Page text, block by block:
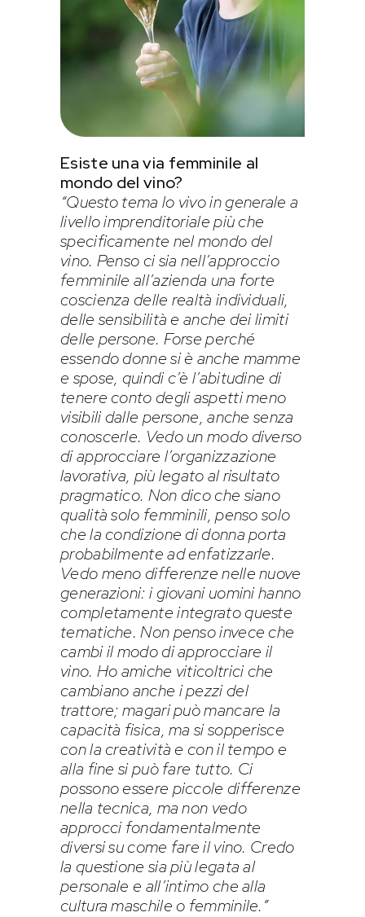
Esiste una via femminile al
mondo del vino?
“Questo tema lo vivo in generale a
livello imprenditoriale più che
specificamente nel mondo del
vino. Penso ci sia nell’approccio
femminile all’azienda una forte
coscienza delle realtà individuali,
delle sensibilità e anche dei limiti
delle persone. Forse perché
essendo donne si è anche mamme
e spose, quindi c’è l’abitudine di
tenere conto degli aspetti meno
visibili dalle persone, anche senza
conoscerle. Vedo un modo diverso
di approcciare l’organizzazione
lavorativa, più legato al risultato
pragmatico. Non dico che siano
qualità solo femminili, penso solo
che la condizione di donna porta
probabilmente ad enfatizzarle.
Vedo meno differenze nelle nuove
generazioni: i giovani uomini hanno
completamente integrato queste
tematiche. Non penso invece che
cambi il modo di approcciare il
vino. Ho amiche viticoltrici che
cambiano anche i pezzi del
trattore; magari può mancare la
capacità fisica, ma si sopperisce
con la creatività e con il tempo e
alla fine si può fare tutto. Ci
possono essere piccole differenze
nella tecnica, ma non vedo
approcci fondamentalmente
diversi su come fare il vino. Credo
la questione sia più legata al
personale e all’intimo che alla
cultura maschile o femminile.”